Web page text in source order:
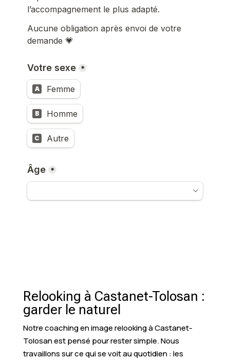
Relooking à Castanet-Tolosan :
garder le naturel
Notre coaching en image relooking à Castanet-
Tolosan est pensé pour rester simple. Nous
travaillons sur ce qui se voit au quotidien : les